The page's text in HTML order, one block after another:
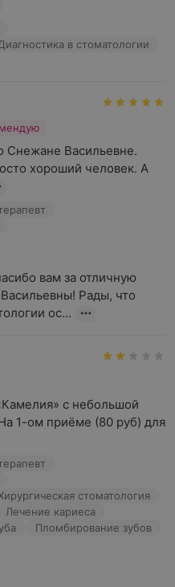
в стоматологии
Снежане Васильевне.
хороший человек. А
вам за отличную
Рады, что
ос...
с небольшой
1-ом приёме (80 руб) для
стоматология
Лечение кариеса
Пломбирование зубов